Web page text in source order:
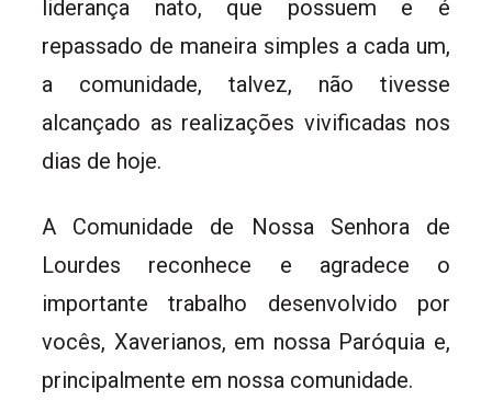
liderança nato, que possuem e é
repassado de maneira simples a cada um,
a comunidade, talvez, não tivesse
alcançado as realizações vivificadas nos
dias de hoje.
A Comunidade de Nossa Senhora de
Lourdes reconhece e agradece o
importante trabalho desenvolvido por
vocês, Xaverianos, em nossa Paróquia e,
principalmente em nossa comunidade.